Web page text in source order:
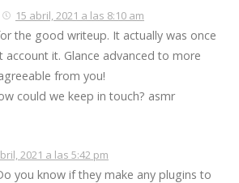
15 abril, 2021 a las 8:10 am
the good writeup. It actually was once
account it. Glance advanced to more
from you!
could we keep in touch? asmr
2021 a las 5:42 pm
you know if they make any plugins to